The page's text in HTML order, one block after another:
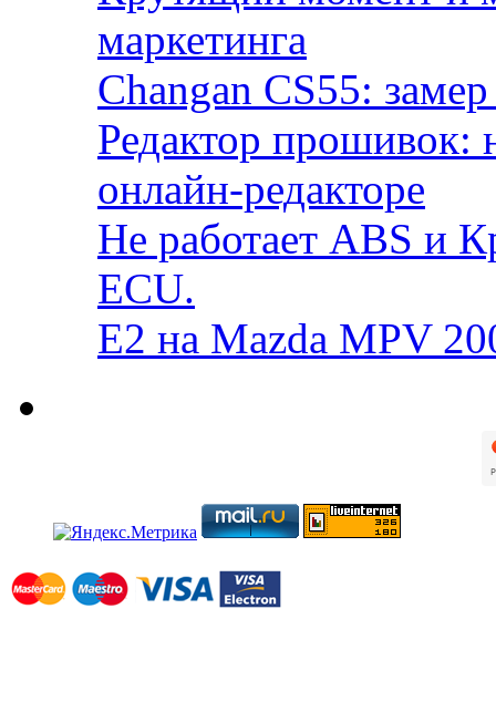
маркетинга
Changan CS55:
Редактор прошивок:
онлайн-редакторе
Не работает ABS и
ECU.
E2 на Mazda MPV